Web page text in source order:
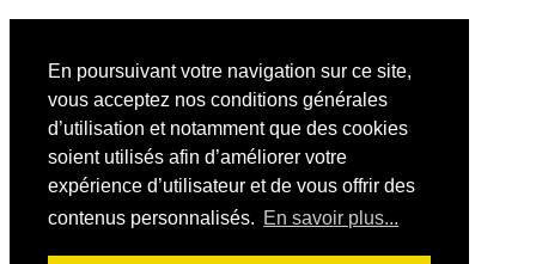
En poursuivant votre navigation sur ce site,
vous acceptez nos conditions générales
d’utilisation et notamment que des cookies
soient utilisés afin d’améliorer votre
expérience d’utilisateur et de vous offrir des
contenus personnalisés. En savoir plus...